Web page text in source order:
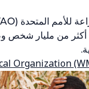
من مليار شخص
Organization